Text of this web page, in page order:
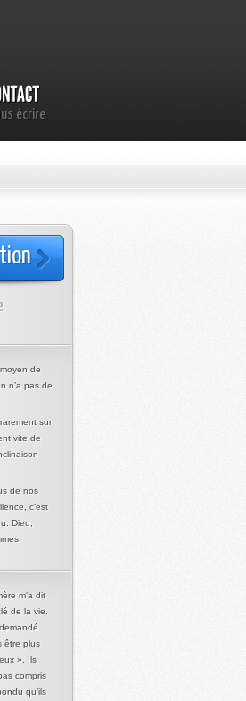
écrire
de
n’a pas de
sur
vite de
de nos
c’est
Dieu,
m’a dit
de la vie.
être plus
». Ils
compris
qu’ils